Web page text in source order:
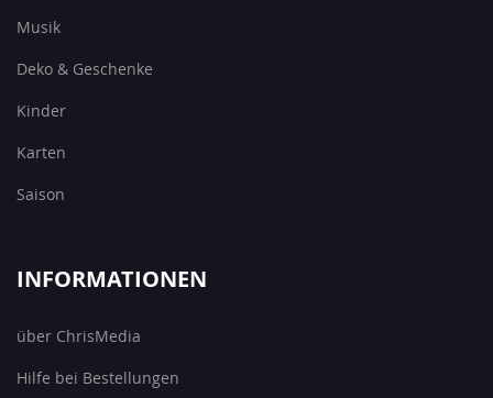
Musik
Deko & Geschenke
Kinder
Karten
Saison
INFORMATIONEN
über ChrisMedia
Hilfe bei Bestellungen